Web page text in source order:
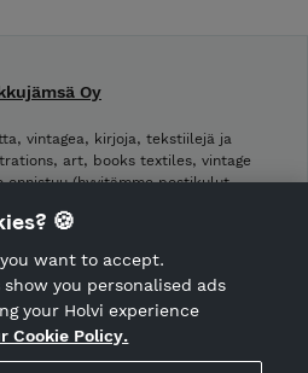
Oy
vintagea, kirjoja, tekstiilejä ja
art, books textiles, vintage
onnistuu (hyvitämme postikulut
🍪
want to accept.
you personalised ads
your Holvi experience
Cookie Policy.